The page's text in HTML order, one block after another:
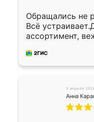
Обращались не
Всё
ассортимент,
3 апреля
Анна